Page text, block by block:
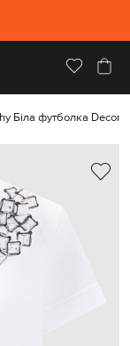
Біла футболка